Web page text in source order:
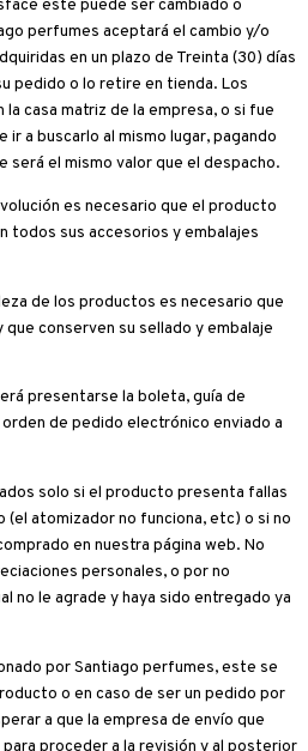
este puede ser cambiado o
perfumes aceptará el cambio y/o
en un plazo de Treinta (30) días
pedido o lo retire en tienda. Los
casa matriz de la empresa, o si fue
ir a buscarlo al mismo lugar, pagando
será el mismo valor que el despacho.
es necesario que el producto
todos sus accesorios y embalajes
de los productos es necesario que
conserven su sellado y embalaje
presentarse la boleta, guía de
de pedido electrónico enviado a
solo si el producto presenta fallas
atomizador no funciona, etc) o si no
en nuestra página web. No
personales, o por no
no le agrade y haya sido entregado ya
por Santiago perfumes, este se
o en caso de ser un pedido por
a que la empresa de envío que
proceder a la revisión y al posterior